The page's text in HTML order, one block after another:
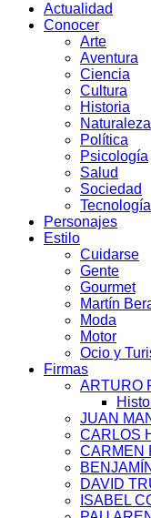
Actualidad
Conocer
Arte
Aventura
Ciencia
Cultura
Historia
Naturaleza
Política
Psicología
Salud
Sociedad
Tecnología
Personajes
Estilo
Cuidarse
Gente
Gourmet
Martín
Moda
Motor
Ocio y
Firmas
ARTURO
JUAN
CARLOS
CARMEN
DAVID
ISABEL